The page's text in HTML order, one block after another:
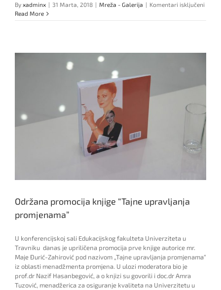
By xadminx | 31 Marta, 2018 | Mreža - Galerija | Komentari isključeni
Read More
Održana promocija knjige “Tajne upravljanja
promjenama”
U konferencijskoj sali Edukacijskog fakulteta Univerziteta u
Travniku danas je upriličena promocija prve knjige autorice mr.
Maje Đurić-Zahirović pod nazivom „Tajne upravljanja promjenama“
iz oblasti menadžmenta promjena. U ulozi moderatora bio je
prof.dr Nazif Hasanbegović, a o knjizi su govorili i doc.dr Amra
Tuzović, menadžerica za osiguranje kvaliteta na Univerzitetu u